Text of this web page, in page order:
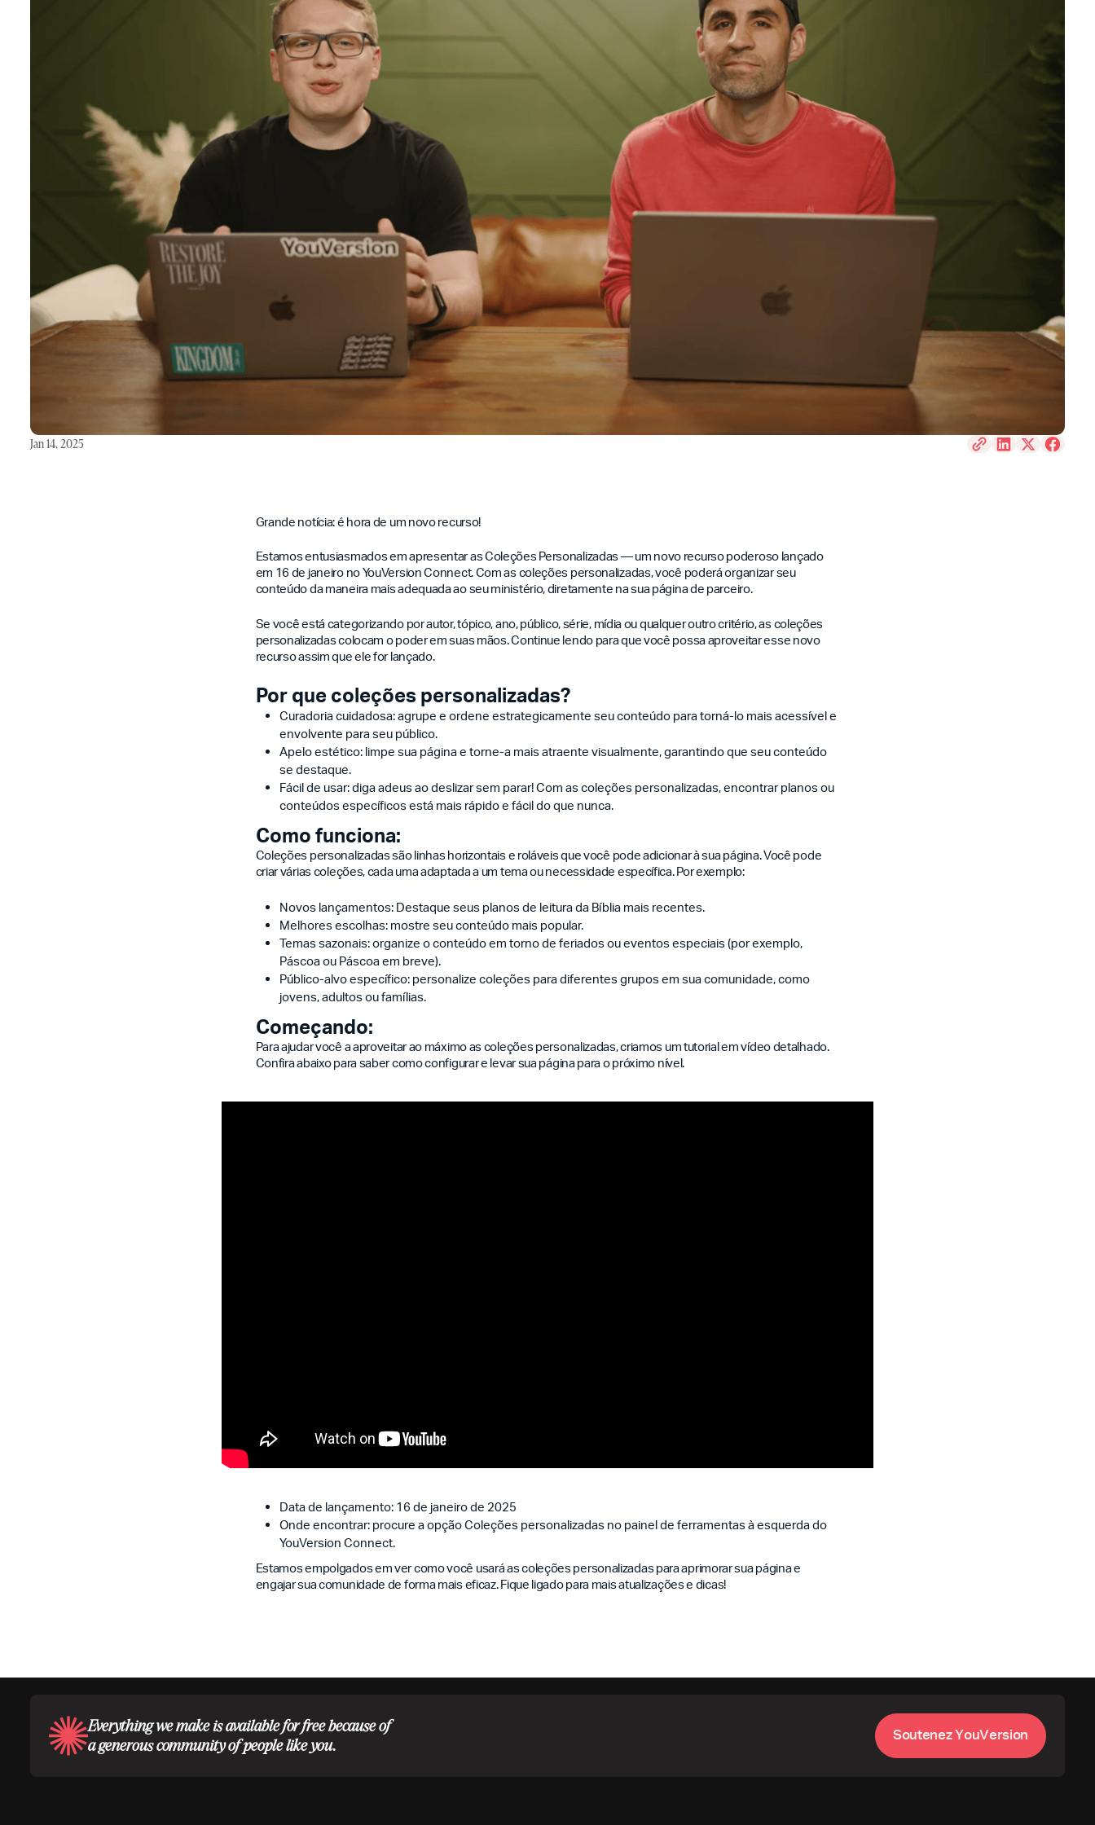
Jan 14, 2025
Grande notícia: é hora de um novo recurso!
Estamos entusiasmados em apresentar as Coleções Personalizadas — um novo recurso poderoso lançado
em 16 de janeiro no YouVersion Connect. Com as coleções personalizadas, você poderá organizar seu
conteúdo da maneira mais adequada ao seu ministério, diretamente na sua página de parceiro.
Se você está categorizando por autor, tópico, ano, público, série, mídia ou qualquer outro critério, as coleções
personalizadas colocam o poder em suas mãos. Continue lendo para que você possa aproveitar esse novo
recurso assim que ele for lançado.
Por que coleções personalizadas?
Curadoria cuidadosa: agrupe e ordene estrategicamente seu conteúdo para torná-lo mais acessível e
envolvente para seu público.
Apelo estético: limpe sua página e torne-a mais atraente visualmente, garantindo que seu conteúdo
se destaque.
Fácil de usar: diga adeus ao deslizar sem parar! Com as coleções personalizadas, encontrar planos ou
conteúdos específicos está mais rápido e fácil do que nunca.
Como funciona:
Coleções personalizadas são linhas horizontais e roláveis que você pode adicionar à sua página. Você pode
criar várias coleções, cada uma adaptada a um tema ou necessidade específica. Por exemplo:
Novos lançamentos: Destaque seus planos de leitura da Bíblia mais recentes.
Melhores escolhas: mostre seu conteúdo mais popular.
Temas sazonais: organize o conteúdo em torno de feriados ou eventos especiais (por exemplo,
Páscoa ou Páscoa em breve).
Público-alvo específico: personalize coleções para diferentes grupos em sua comunidade, como
jovens, adultos ou famílias.
Começando:
Para ajudar você a aproveitar ao máximo as coleções personalizadas, criamos um tutorial em vídeo detalhado.
Confira abaixo para saber como configurar e levar sua página para o próximo nível.
Data de lançamento: 16 de janeiro de 2025
Onde encontrar: procure a opção Coleções personalizadas no painel de ferramentas à esquerda do
YouVersion Connect.
Estamos empolgados em ver como você usará as coleções personalizadas para aprimorar sua página e
engajar sua comunidade de forma mais eficaz. Fique ligado para mais atualizações e dicas!
Everything we make is available for free because of
a generous community of people like you.
SoutenezYouVersion